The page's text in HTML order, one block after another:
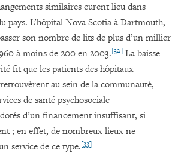
similaires eurent lieu dans
pays. L’hôpital Nova Scotia à Dartmouth,
son nombre de lits de plus d’un millier
à moins de 200 en 2003.[32] La baisse
fit que les patients des hôpitaux
au sein de la communauté,
de santé psychosociale
d’un financement insuffisant, si
; en effet, de nombreux lieux ne
service de ce type.[33]